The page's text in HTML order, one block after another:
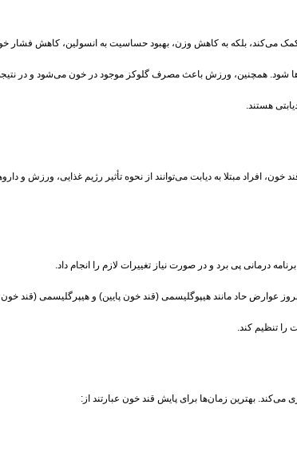
می‌کند، بلکه به کاهش وزن، بهبود حساسیت به انسولین، کاهش فشار
همچنین، ورزش باعث مصرف گلوکز موجود در خون می‌شود و در
هستند.
مبتلا به دیابت می‌توانند از نحوه تأثیر رژیم غذایی، ورزش و
می‌کند. بهترین زمان‌ها برای پایش قند خون عبارتند از: